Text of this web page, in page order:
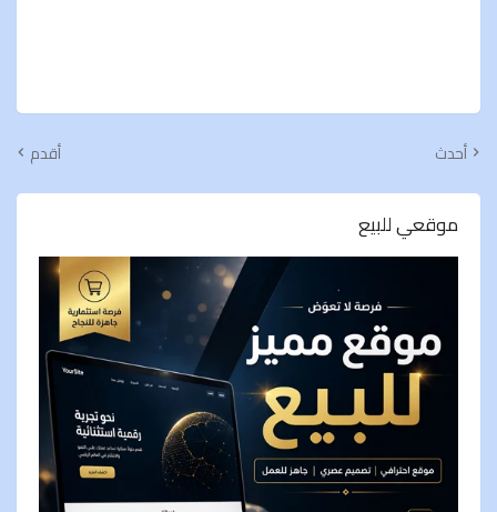
أحدث أقدم
موقعي للبيع